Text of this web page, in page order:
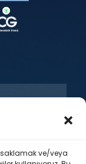
ve/veya